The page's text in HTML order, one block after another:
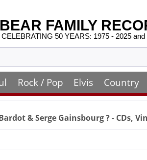
BEAR FAMILY
CELEBRATING 50 YEARS: 1975 - 2025 and
Rock / Pop Elvis Country
& Serge Gainsbourg? - CDs,